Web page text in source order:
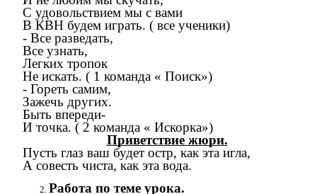
С удовольствием мы с вами
В КВН будем играть. ( все ученики)
- Все разведать,
Все узнать,
Легких тропок
Не искать. ( 1 команда « Поиск»)
- Гореть самим,
Зажечь других.
Быть впереди-
И точка. ( 2 команда « Искорка»)
Приветствие жюри.
Пусть глаз ваш будет остр, как эта игла,
А совесть чиста, как эта вода.
Работа по теме урока.